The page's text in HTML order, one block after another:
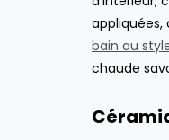
bain au
chaude